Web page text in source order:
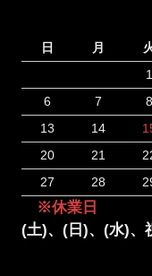
日 月
1
6
7 8
13
14
20
21
27
28
※休業日
(土)、(日)、(水)、